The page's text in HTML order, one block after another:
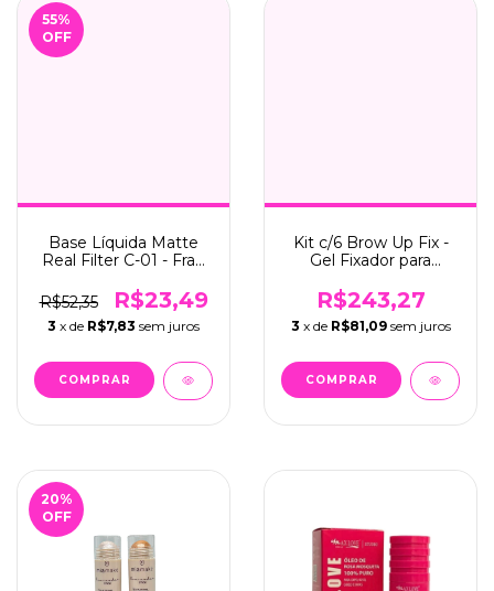
55%
OFF
Base Líquida Matte
Real Filter C-01 - Fran
R$52,35
R$23,49
3 x de R$7,83 sem juros
Kit c/6 Brow Up Fix -
Gel Fixador para
R$243,27
3 x de R$81,09 sem juros
20%
OFF